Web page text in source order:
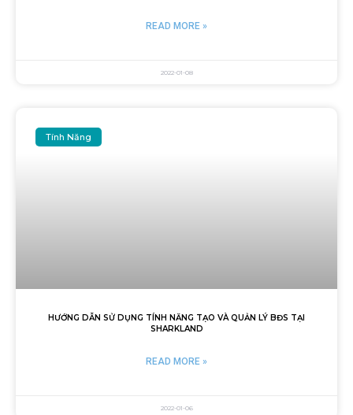
READ MORE »
2022-01-08
Tính Năng
HƯỚNG DẪN SỬ DỤNG TÍNH NĂNG TẠO VÀ QUẢN LÝ BĐS TẠI
SHARKLAND
READ MORE »
2022-01-06